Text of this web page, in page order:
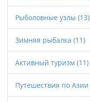
Рыболовные узлы (13)
Зимняя рыбалка (11)
Активный туризм (11)
Путешествия по Азии